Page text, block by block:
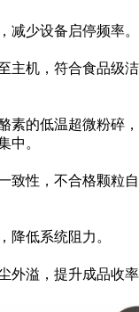
减少设备启停频率。
主机，符合食品级洁
素的低温超微粉碎，
中。
致性，不合格颗粒自
降低系统阻力。
外溢，提升成品收率